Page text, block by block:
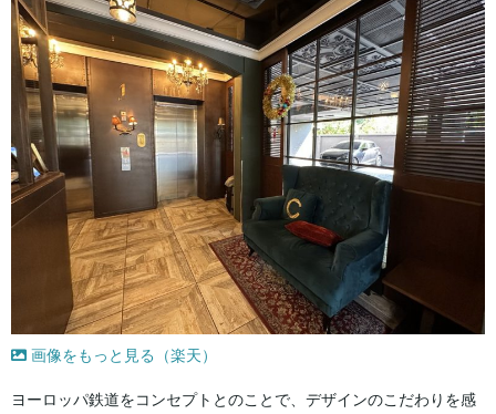
画像をもっと見る（楽天）
ヨーロッパ鉄道をコンセプトとのことで、デザインのこだわりを感